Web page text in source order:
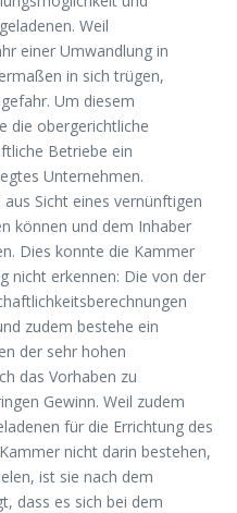
Weil
einer Umwandlung in
in sich trügen,
Um diesem
die obergerichtliche
Betriebe ein
Unternehmen.
Sicht eines vernünftigen
können und dem Inhaber
Dies konnte die Kammer
nicht erkennen: Die von der
zudem bestehe ein
der sehr hohen
das Vorhaben zu
Gewinn. Weil zudem
für die Errichtung des
nicht darin bestehen,
ist sie nach dem
dass es sich bei dem